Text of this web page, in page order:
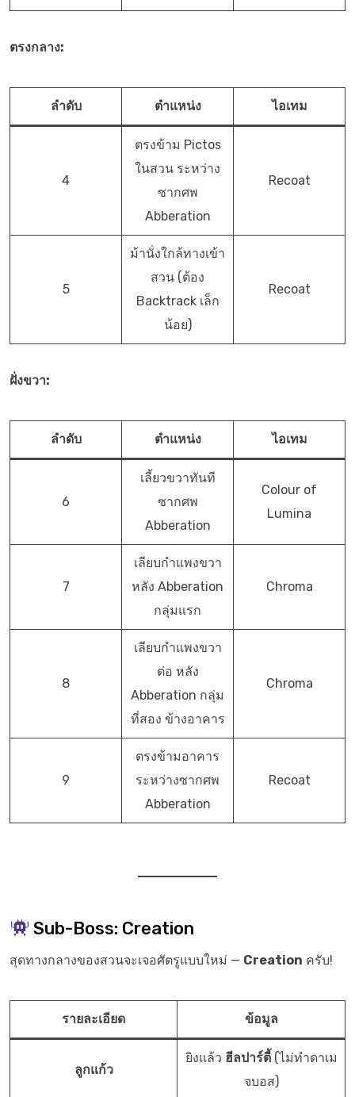
ตรงกลาง:
ลำดับ ตำแหน่ง ไอเทม
4
ตรงข้าม Pictos
ในสวน ระหว่าง
ซากศพ
Abberation
Recoat
5
ม้านั่งใกล้ทางเข้า
สวน (ต้อง
Backtrack เล็ก
น้อย)
Recoat
ฝั่งขวา:
ลำดับ ตำแหน่ง ไอเทม
6
เลี้ยวขวาทันที
ซากศพ
Abberation
Colour of
Lumina
7
เลียบกำแพงขวา
หลัง Abberation
กลุ่มแรก
Chroma
8
เลียบกำแพงขวา
ต่อ หลัง
Abberation กลุ่ม
ที่สอง ข้างอาคาร
Chroma
9
ตรงข้ามอาคาร
ระหว่างซากศพ
Abberation
Recoat
Sub-Boss: Creation
สุดทางกลางของสวนจะเจอศัตรูแบบใหม่ — Creation ครับ!
รายละเอียด ข้อมูล
ลูกแก้ว
ยิงแล้ว ฮีลปาร์ตี้(ไม่ทำดาเม
จบอส)